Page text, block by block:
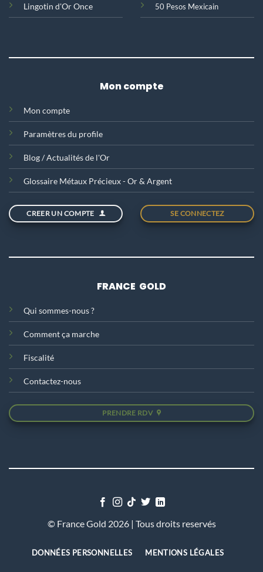
Lingotin d'Or Once 50 Pesos Mexicain
Mon compte
Mon compte
Paramètres du profile
Blog / Actualités de l'Or
Glossaire Métaux Précieux - Or & Argent
CREER UN COMPTE SE CONNECTEZ
FRANCE GOLD
Qui sommes-nous ?
Comment ça marche
Fiscalité
Contactez-nous
PRENDRE RDV
© France Gold 2026 | Tous droits reservés
DONNÉES PERSONNELLES MENTIONS LÉGALES